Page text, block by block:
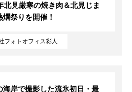
はこちら
ちら
フォトオフィス彩人
北見厳寒の焼き肉＆北見じま
燗祭りを開催！
海岸で撮影した流氷初日・最